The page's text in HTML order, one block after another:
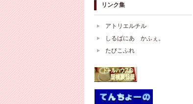
リンク集
アトリエルチル
しるばにあ かふぇ。
たびこふれ